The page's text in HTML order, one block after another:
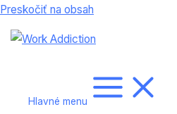
Preskočiť na obsah
Hlavné menu